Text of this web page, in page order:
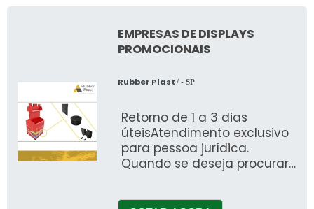
EMPRESAS DE DISPLAYS
PROMOCIONAIS
Rubber Plast / - SP
Retorno de 1 a 3 dias
úteisAtendimento exclusivo
para pessoa jurídica.
Quando se deseja procurar